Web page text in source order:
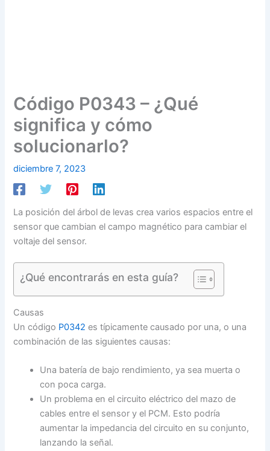
Código P0343 – ¿Qué
significa y cómo
solucionarlo?
diciembre 7, 2023
La posición del árbol de levas crea varios espacios entre el
sensor que cambian el campo magnético para cambiar el
voltaje del sensor.
¿Qué encontrarás en esta guía?
Causas
Un código P0342 es típicamente causado por una, o una
combinación de las siguientes causas:
Una batería de bajo rendimiento, ya sea muerta o
con poca carga.
Un problema en el circuito eléctrico del mazo de
cables entre el sensor y el PCM. Esto podría
aumentar la impedancia del circuito en su conjunto,
lanzando la señal.